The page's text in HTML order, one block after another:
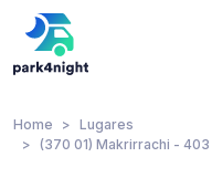
Home
Lugares
(370 01) Makrirrachi -